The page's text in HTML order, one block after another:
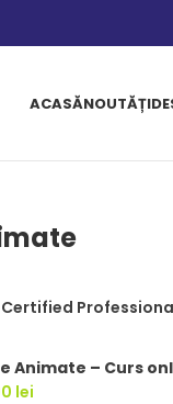
ACASĂNOUTĂȚI
Animate – Curs
lei